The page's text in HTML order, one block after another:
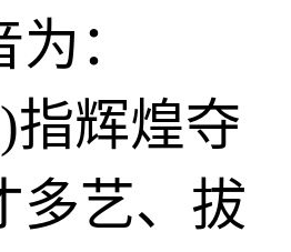
：
指辉煌夺
多艺、拔